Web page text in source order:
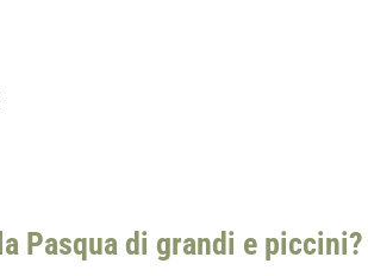
Pasqua di grandi e piccini?